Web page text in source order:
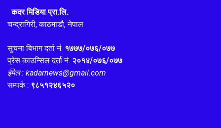
कदर मिडिया प्रा.लि.
चन्द्रागिरी, काठमाडौ, नेपाल
सुचना बिभाग दर्ता नं. १७७७/०७६/०७७
प्रेस काउन्सिल दर्ता नं. २०१४/०७६/०७७
ईमेल : kadarnews@gmail.com
सम्पर्क : ९८५१२४६५२०